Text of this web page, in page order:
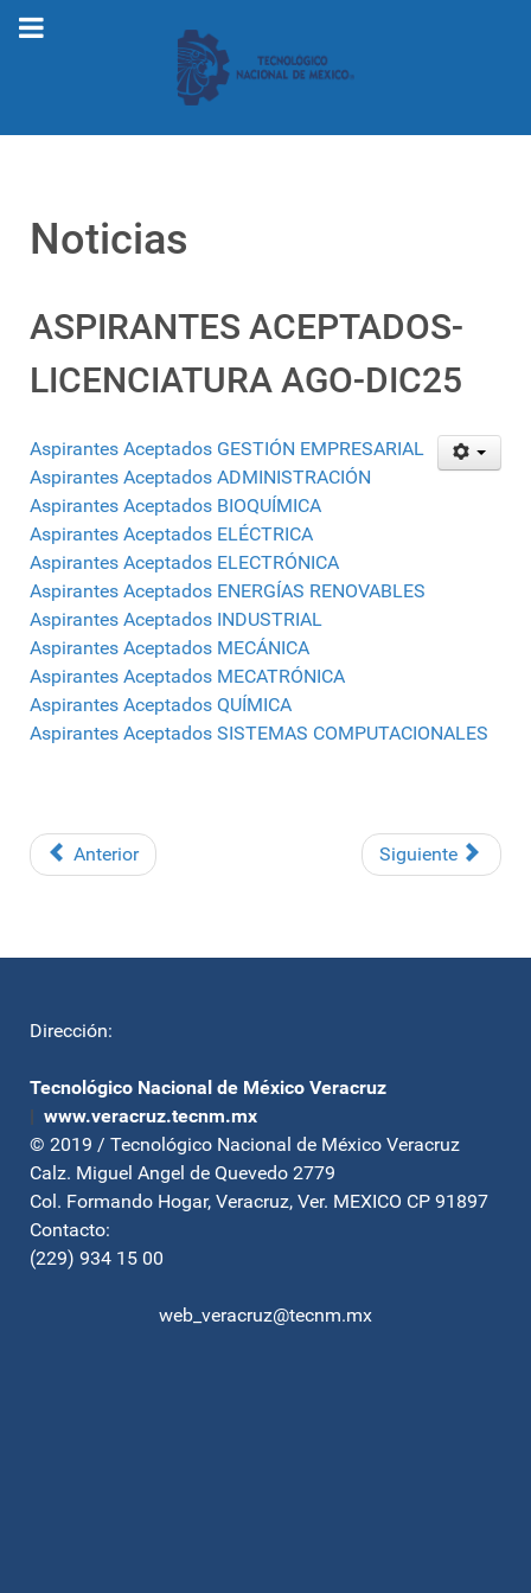
Noticias
ASPIRANTES ACEPTADOS-
LICENCIATURA AGO-DIC25
Aspirantes Aceptados GESTIÓN EMPRESARIAL
Aspirantes Aceptados ADMINISTRACIÓN
Aspirantes Aceptados BIOQUÍMICA
Aspirantes Aceptados ELÉCTRICA
Aspirantes Aceptados ELECTRÓNICA
Aspirantes Aceptados ENERGÍAS RENOVABLES
Aspirantes Aceptados INDUSTRIAL
Aspirantes Aceptados MECÁNICA
Aspirantes Aceptados MECATRÓNICA
Aspirantes Aceptados QUÍMICA
Aspirantes Aceptados SISTEMAS COMPUTACIONALES
Anterior Siguiente
Dirección:
Tecnológico Nacional de México Veracruz
| www.veracruz.tecnm.mx
© 2019 / Tecnológico Nacional de México Veracruz
Calz. Miguel Angel de Quevedo 2779
Col. Formando Hogar, Veracruz, Ver. MEXICO CP 91897
Contacto:
(229) 934 15 00
web_veracruz@tecnm.mx